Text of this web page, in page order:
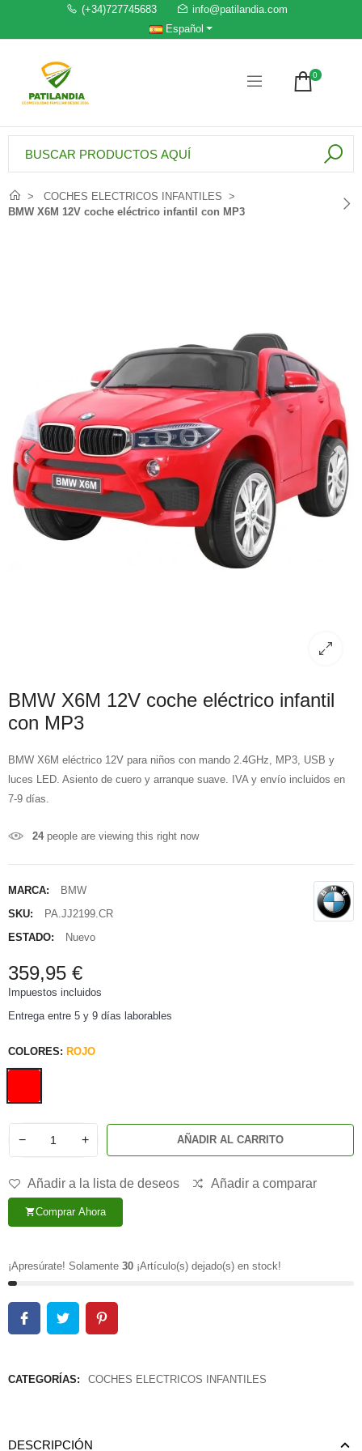
(+34)727745683
info@patilandia.com
Español
0
COCHES ELECTRICOS INFANTILES
BMW X6M 12V coche eléctrico infantil con MP3
BMW X6M 12V coche eléctrico infantil
con MP3
BMW X6M eléctrico 12V para niños con mando 2.4GHz, MP3, USB y
luces LED. Asiento de cuero y arranque suave. IVA y envío incluidos en
7-9 días.
24people are viewing this right now
MARCA:
BMW
SKU:
PA.JJ2199.CR
ESTADO:
Nuevo
359,95 €
Impuestos incluidos
Entrega entre 5 y 9 días laborables
COLORES: ROJO
− + AÑADIR AL CARRITO
Añadir a la lista de deseos Añadir a comparar
shopping_cartComprar Ahora
¡Apresúrate! Solamente 30 ¡Artículo(s) dejado(s) en stock!
CATEGORÍAS: COCHES ELECTRICOS INFANTILES
DESCRIPCIÓN